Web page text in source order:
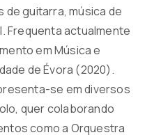
guitarra, música de
Frequenta actualmente
em Música e
de Évora (2020).
se em diversos
quer colaborando
como a Orquestra